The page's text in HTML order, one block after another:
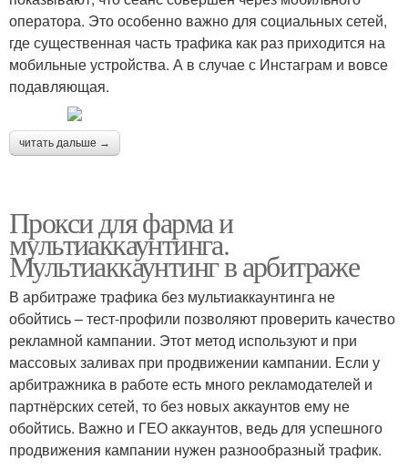
оператора. Это особенно важно для социальных сетей,
где существенная часть трафика как раз приходится на
мобильные устройства. А в случае с Инстаграм и вовсе
подавляющая.
читать дальше →
Прокси для фарма и
мультиаккаунтинга.
Мультиаккаунтинг в арбитраже
В арбитраже трафика без мультиаккаунтинга не
обойтись – тест-профили позволяют проверить качество
рекламной кампании. Этот метод используют и при
массовых заливах при продвижении кампании. Если у
арбитражника в работе есть много рекламодателей и
партнёрских сетей, то без новых аккаунтов ему не
обойтись. Важно и ГЕО аккаунтов, ведь для успешного
продвижения кампании нужен разнообразный трафик.